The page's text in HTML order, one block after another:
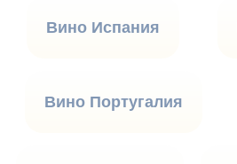
Вино Испания
Вино Португалия